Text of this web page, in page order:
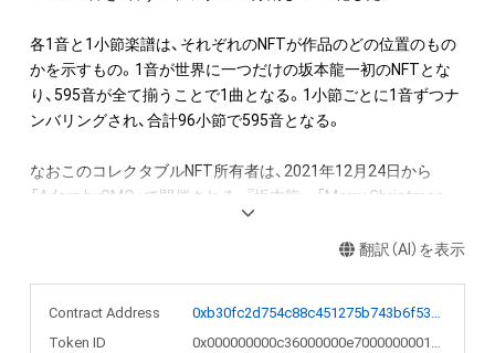
各1音と1小節楽譜は、それぞれのNFTが作品のどの位置のもの
かを示すもの。1音が世界に一つだけの坂本龍一初のNFTとな
り、595音が全て揃うことで1曲となる。1小節ごとに1音ずつナ
ンバリングされ、合計96小節で595音となる。
なおこのコレクタブルNFT所有者は、2021年12月24日から
「Adam byGMO」で開催される、『坂本龍一「Merry Christmas
Mr. Lawrence」直筆楽譜を入手できる権利NFT』のオークション
への参加が可能。またNFT初回購入者限定の特典として、
ールで送付します。
翻訳（AI）を表示
Contract Address
0xb30fc2d754c88c451275b743b6f530f19f643683
Token ID
0x000000000c36000000e7000000001e2d